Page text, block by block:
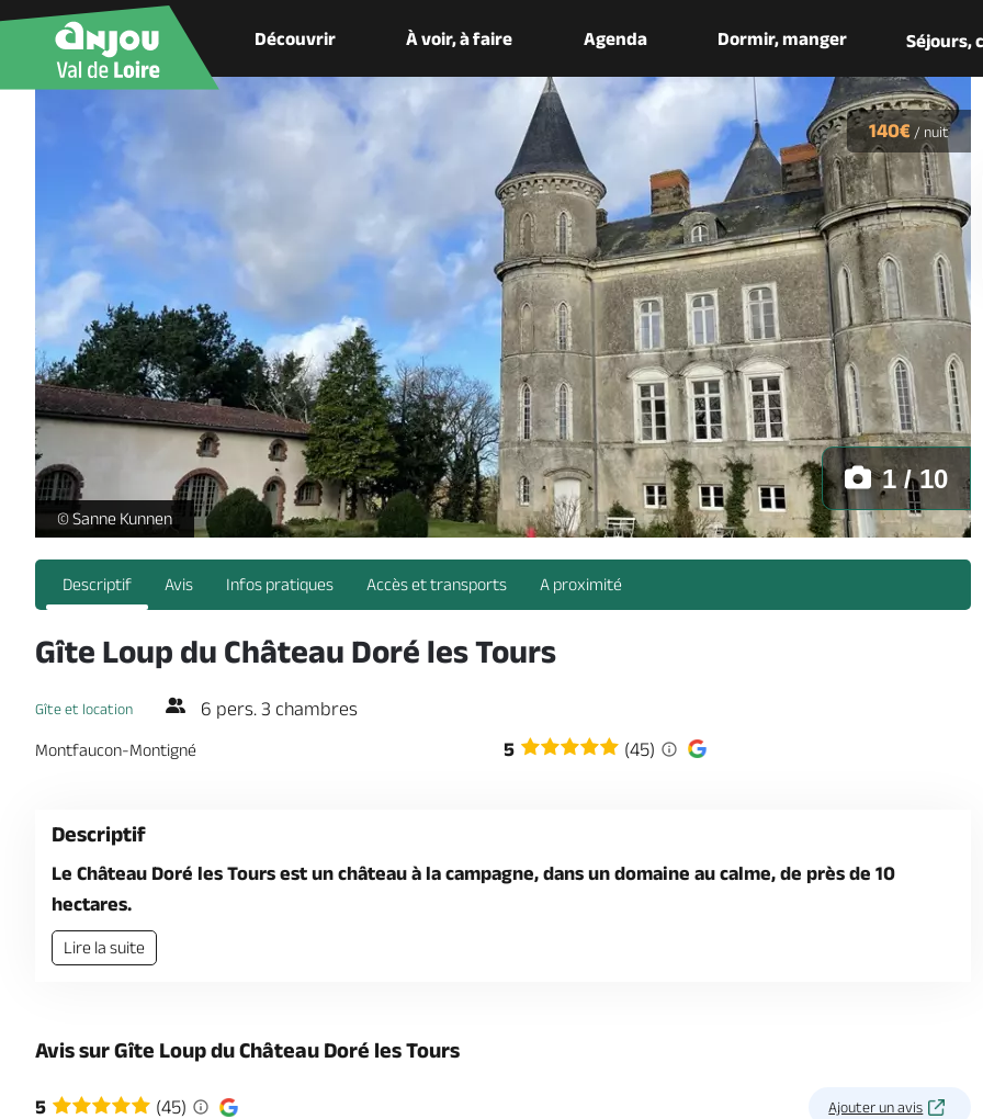
Découvrir À voir, à faire Agenda Dormir, manger Séjours,
gites-chateau-dore-les-tours-sevremoine-tis -
© Sanne Kunnen
1 / 10
140€ / nuit
Descriptif Avis Infos pratiques Accès et transports A proximité
Gîte Loup du Château Doré les Tours
Gîte et location 6 pers. 3 chambres
Montfaucon-Montigné 5 (45)
Descriptif
Le Château Doré les Tours est un château à la campagne, dans un domaine au calme, de près de 10
hectares.
Lire la suite
Avis sur Gîte Loup du Château Doré les Tours
5 (45) Ajouter un avis